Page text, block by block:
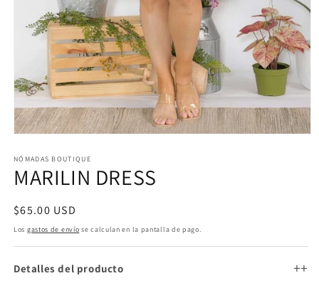
multimedia
1
en
modal
NÓMADAS BOUTIQUE
MARILIN DRESS
Precio
habitual
$65.00 USD
Los gastos de envío se calculan en la pantalla de pago.
Detalles del producto +